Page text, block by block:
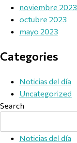
noviembre 2023
octubre 2023
mayo 2023
Categories
Noticias del día
Uncategorized
Search
Noticias del día